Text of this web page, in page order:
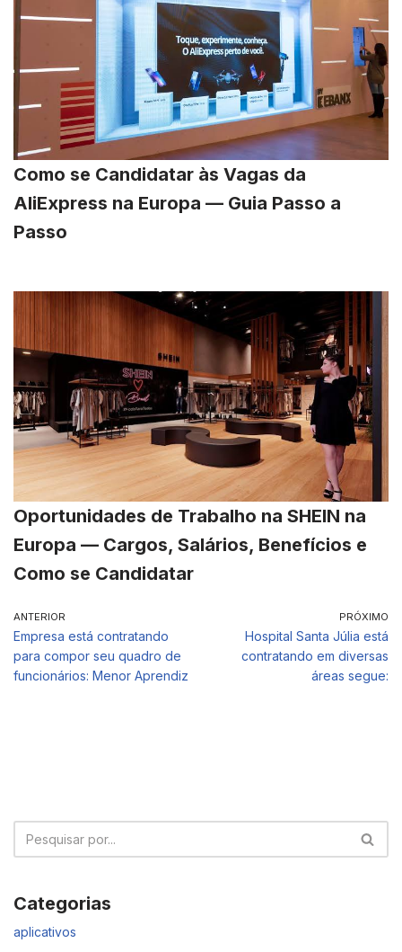
Como se Candidatar às Vagas da
AliExpress na Europa — Guia Passo a
Passo
Oportunidades de Trabalho na SHEIN na
Europa — Cargos, Salários, Benefícios e
Como se Candidatar
ANTERIOR
Empresa está contratando
para compor seu quadro de
funcionários: Menor Aprendiz
PRÓXIMO
Hospital Santa Júlia está
contratando em diversas
áreas segue:
Categorias
aplicativos